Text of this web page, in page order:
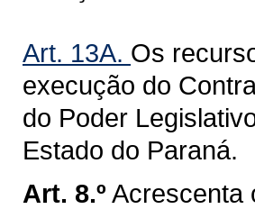
Art. 13A. Os
execução do
do Poder
Estado do Paraná.
Art. 8.º Acrescenta